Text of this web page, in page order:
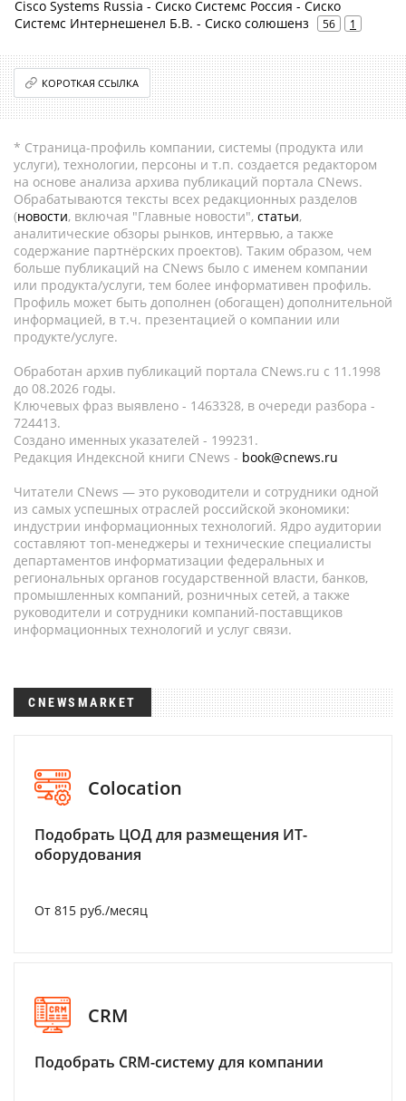
Cisco Systems Russia - Сиско Системс Россия - Сиско
Системс Интернешенел Б.В. - Сиско солюшенз
56 1
КОРОТКАЯ ССЫЛКА
* Страница-профиль компании, системы (продукта или
услуги), технологии, персоны и т.п. создается редактором
на основе анализа архива публикаций портала CNews.
Обрабатываются тексты всех редакционных разделов
(новости, включая "Главные новости", статьи,
аналитические обзоры рынков, интервью, а также
содержание партнёрских проектов). Таким образом, чем
больше публикаций на CNews было с именем компании
или продукта/услуги, тем более информативен профиль.
Профиль может быть дополнен (обогащен) дополнительной
информацией, в т.ч. презентацией о компании или
продукте/услуге.
Обработан архив публикаций портала CNews.ru c 11.1998
до 08.2026 годы.
Ключевых фраз выявлено - 1463328, в очереди разбора -
724413.
Создано именных указателей - 199231.
Редакция Индексной книги CNews - book@cnews.ru
Читатели CNews — это руководители и сотрудники одной
из самых успешных отраслей российской экономики:
индустрии информационных технологий. Ядро аудитории
составляют топ-менеджеры и технические специалисты
департаментов информатизации федеральных и
региональных органов государственной власти, банков,
промышленных компаний, розничных сетей, а также
руководители и сотрудники компаний-поставщиков
информационных технологий и услуг связи.
CNEWSMARKET
Colocation
Подобрать ЦОД для размещения ИТ-
оборудования
От 815 руб./месяц
CRM
Подобрать CRM-систему для компании